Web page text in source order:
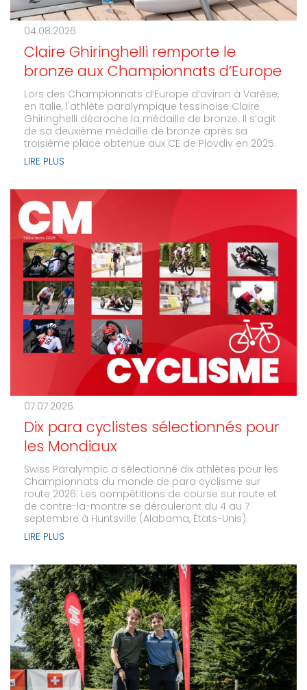
04.08.2026
Claire Ghiringhelli remporte le
bronze aux Championnats d’Europe
Lors des Championnats d’Europe d’aviron à Varèse,
en Italie, l'athlète paralympique tessinoise Claire
Ghiringhelli décroche la médaille de bronze. Il s’agit
de sa deuxième médaille de bronze après sa
troisième place obtenue aux CE de Plovdiv en 2025.
LIRE PLUS
07.07.2026
Dix para cyclistes sélectionnés pour
les Mondiaux
Swiss Paralympic a sélectionné dix athlètes pour les
Championnats du monde de para cyclisme sur
route 2026. Les compétitions de course sur route et
de contre-la-montre se dérouleront du 4 au 7
septembre à Huntsville (Alabama, États-Unis).
LIRE PLUS